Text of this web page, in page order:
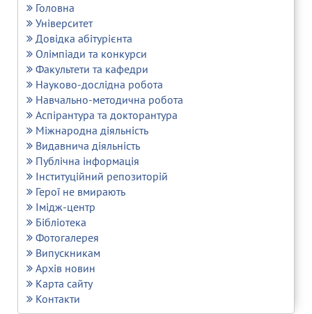
Головна
Університет
Довідка абітурієнта
Олімпіади та конкурси
Факультети та кафедри
Науково-дослідна робота
Навчально-методична робота
Аспірантура та докторантура
Міжнародна діяльність
Видавнича діяльність
Публічна інформація
Інституційний репозиторій
Герої не вмирають
Імідж-центр
Бібліотека
Фотогалерея
Випускникам
Архів новин
Карта сайту
Контакти